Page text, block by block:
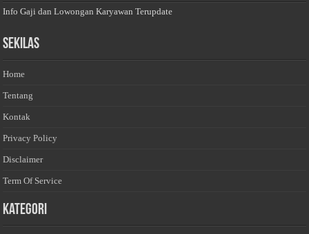
Info Gaji dan Lowongan Karyawan Terupdate
Sekilas
Home
Tentang
Kontak
Privacy Policy
Disclaimer
Term Of Service
Kategori